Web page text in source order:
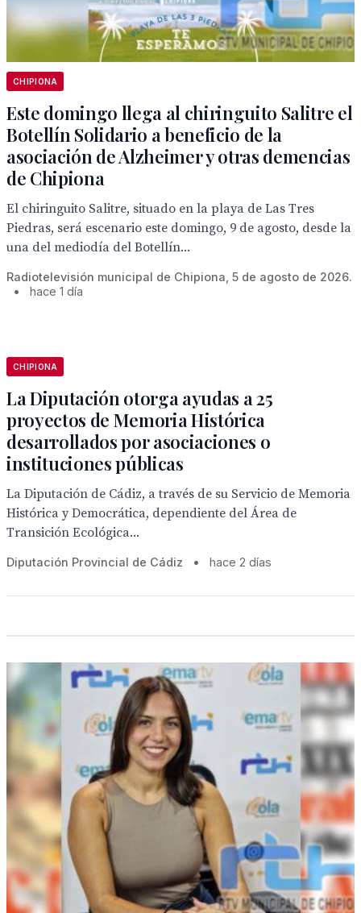
CHIPIONA
Este domingo llega al chiringuito Salitre el
Botellín Solidario a beneficio de la
asociación de Alzheimer y otras demencias
de Chipiona
El chiringuito Salitre, situado en la playa de Las Tres
Piedras, será escenario este domingo, 9 de agosto, desde la
una del mediodía del Botellín...
Radiotelevisión municipal de Chipiona, 5 de agosto de 2026.
•
hace 1 día
CHIPIONA
La Diputación otorga ayudas a 25
proyectos de Memoria Histórica
desarrollados por asociaciones o
instituciones públicas
La Diputación de Cádiz, a través de su Servicio de Memoria
Histórica y Democrática, dependiente del Área de
Transición Ecológica...
Diputación Provincial de Cádiz • hace 2 días